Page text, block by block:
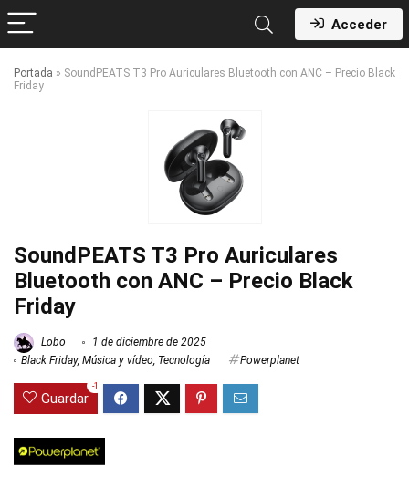
Acceder
Portada » SoundPEATS T3 Pro Auriculares Bluetooth con ANC – Precio Black
Friday
SoundPEATS T3 Pro Auriculares
Bluetooth con ANC – Precio Black
Friday
Lobo
1 de diciembre de 2025
Black Friday, Música y vídeo, Tecnología Powerplanet
Guardar
-1